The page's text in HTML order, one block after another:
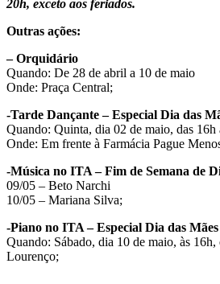
20h, exceto aos feriados.
Outras ações:
– Orquidário
Quando: De 28 de abril a 10 de maio
Onde: Praça Central;
-Tarde Dançante – Especial Dia das
Quando: Quinta, dia 02 de maio, das 16h
Onde: Em frente à Farmácia Pague
-Música no ITA – Fim de Semana de
09/05 – Beto Narchi
10/05 – Mariana Silva;
-Piano no ITA – Especial Dia das Mães
Quando: Sábado, dia 10 de maio, às
Lourenço;